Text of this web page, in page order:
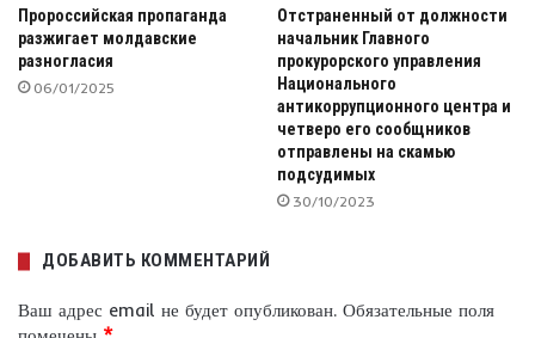
Пророссийская пропаганда
разжигает молдавские
разногласия
06/01/2025
Отстраненный от должности
начальник Главного
прокурорского управления
Национального
антикоррупционного центра и
четверо его сообщников
отправлены на скамью
подсудимых
30/10/2023
ДОБАВИТЬ КОММЕНТАРИЙ
Ваш адрес email не будет опубликован. Обязательные поля